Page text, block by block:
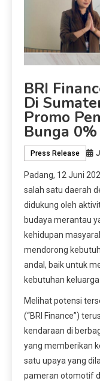
BRI
Di
Promo
Bunga 0%
Press Release
Padang, 12 Juni
salah satu daerah
didukung oleh
budaya merantau
kehidupan
mendorong
andal, baik untuk
kebutuhan
Melihat potensi
(“BRI Finance”)
kendaraan di
yang memberikan
satu upaya yang
pameran otomotif